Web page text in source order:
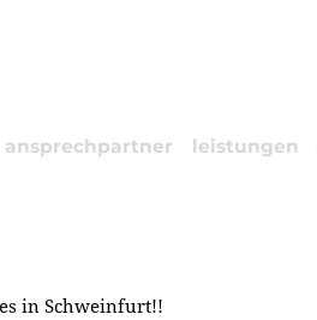
ansprechpartner leistungen
in Schweinfurt!!